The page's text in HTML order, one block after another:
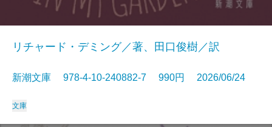
リチャード・デミング／著、田口俊樹／訳
新潮文庫 978-4-10-240882-7 990円 2026/06/24
文庫